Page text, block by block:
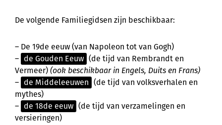
De volgende Familiegidsen zijn beschikbaar:
– De 19de eeuw (van Napoleon tot van Gogh)
– de Gouden Eeuw (de tijd van Rembrandt en
Vermeer)(ook beschikbaar in Engels, Duits en Frans)
– de Middeleeuwen (de tijd van volksverhalen en
mythes)
– de 18de eeuw (de tijd van verzamelingen en
versieringen)